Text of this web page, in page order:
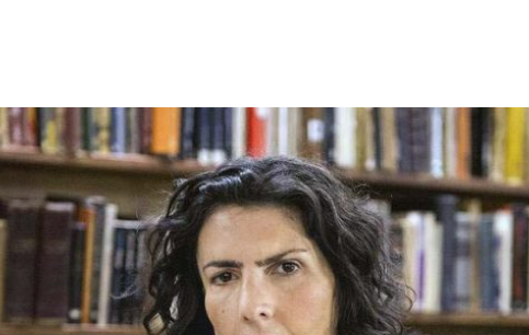
Cultura
Diccionario portátil de la literatura
chilena
Documentos
Fragmentos
Libros usados
Literatura
Medioambiente
Narrativas visuales